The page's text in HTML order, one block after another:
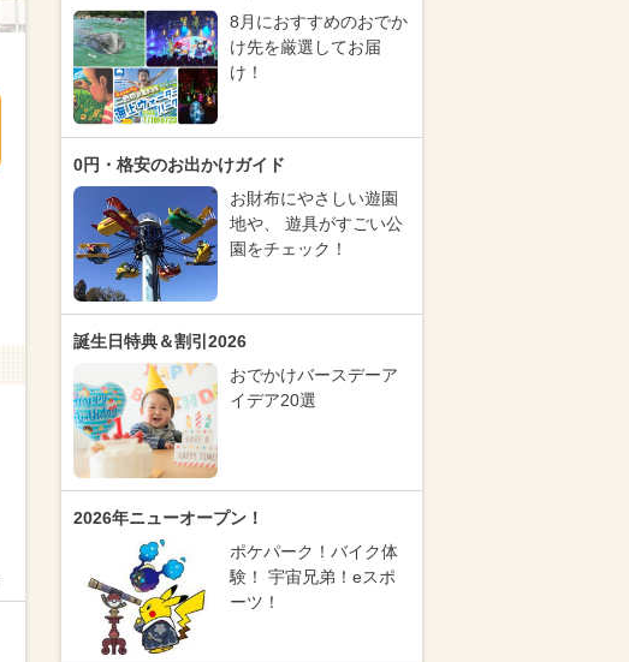
8月におすすめのおでか
け先を厳選してお届
け！
0円・格安のお出かけガイド
お財布にやさしい遊園
地や、 遊具がすごい公
園をチェック！
誕生日特典＆割引2026
おでかけバースデーア
イデア20選
2026年ニューオープン！
ポケパーク！バイク体
験！ 宇宙兄弟！eスポ
ーツ！